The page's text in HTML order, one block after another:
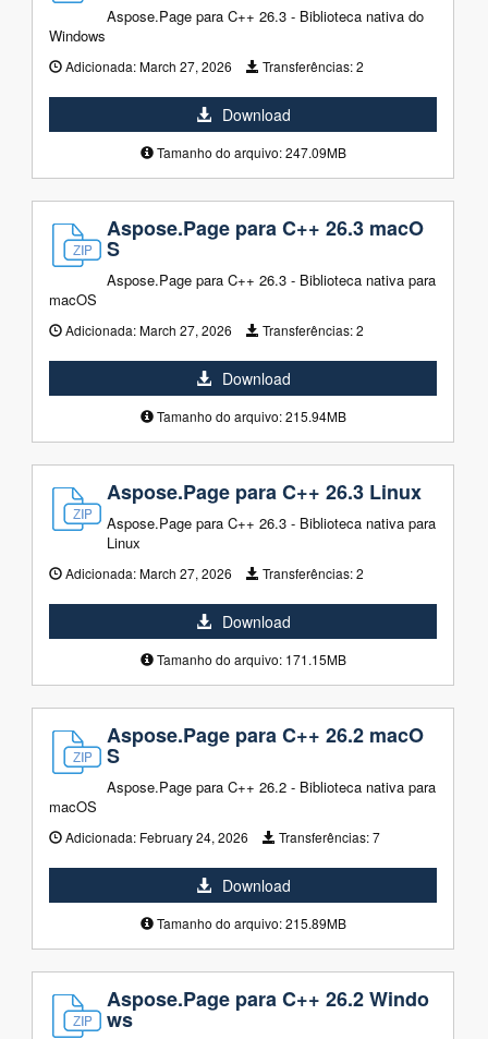
Aspose.Page para C++ 26.3 - Biblioteca nativa do
Windows
Adicionada:March 27, 2026 Transferências:2
Download
Tamanho do arquivo: 247.09MB
Aspose.Page para C++ 26.3 macO
S
Aspose.Page para C++ 26.3 - Biblioteca nativa para
macOS
Adicionada:March 27, 2026 Transferências:2
Download
Tamanho do arquivo: 215.94MB
Aspose.Page para C++ 26.3 Linux
Aspose.Page para C++ 26.3 - Biblioteca nativa para
Linux
Adicionada:March 27, 2026 Transferências:2
Download
Tamanho do arquivo: 171.15MB
Aspose.Page para C++ 26.2 macO
S
Aspose.Page para C++ 26.2 - Biblioteca nativa para
macOS
Adicionada: February 24, 2026 Transferências:7
Download
Tamanho do arquivo: 215.89MB
Aspose.Page para C++ 26.2 Windo
ws